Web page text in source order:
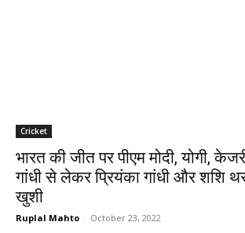
Cricket
भारत की जीत पर पीएम मोदी, योगी,
गांधी से लेकर प्रियंका गांधी और शशि
खुशी
Ruplal Mahto - October 23, 2022